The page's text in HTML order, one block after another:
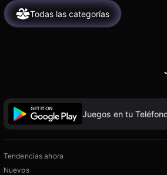
Todas las categorías
Juegos en tu
Tendencias ahora
Nuevos